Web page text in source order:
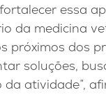
essa
da medicina
próximos dos
soluções,
atividade”,